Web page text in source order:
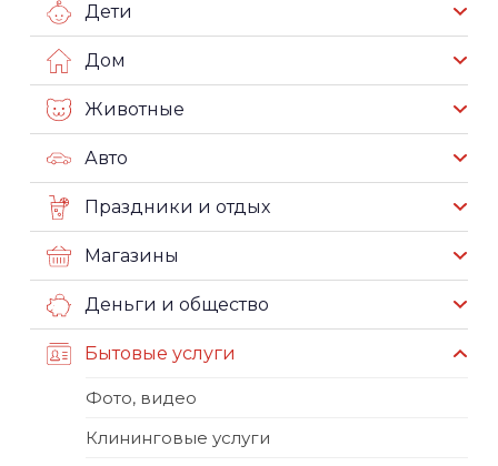
Дети
Дом
Животные
Авто
Праздники и отдых
Магазины
Деньги и общество
Бытовые услуги
Фото, видео
Клининговые услуги